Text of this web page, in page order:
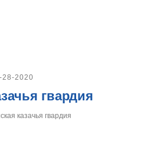
28-2020
гвардия
казачья гвардия